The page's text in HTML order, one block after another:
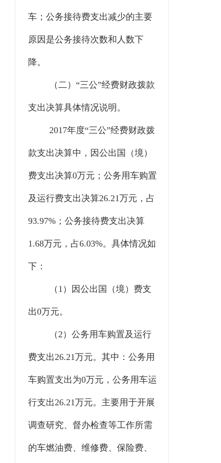
车；公务接待费支出减少的主要
原因是公务接待次数和人数下
降。
（二） “三公”经费财政拨款
支出决算具体情况说明。
2017年度“三公”经费财政拨
款支出决算中，因公出国（境）
费支出决算0万元；公务用车购置
及运行费支出决算26.21万元，占
93.97%；公务接待费支出决算
1.68万元，占6.03%。具体情况如
下：
（1） 因公出国（境）费支
出0万元。
（2）公务用车购置及运行
费支出26.21万元。其中：公务用
车购置支出为0万元，公务用车运
行支出26.21万元。主要用于开展
调查研究、督办检查等工作所需
的车燃油费、维修费、保险费、